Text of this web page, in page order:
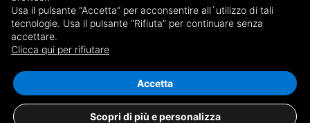
Nessun risultato per
vendita a Genova Maddalena
Sono maggiorenne, ho letto e accetto lecondizionie l'informativa
privacy
Usa il pulsante “Accetta” per acconsentire all`utilizzo di tali
tecnologie. Usa il pulsante “Rifiuta” per continuare senza
accettare.
Clicca qui per rifiutare
Scopri di più e personalizza
Accetta